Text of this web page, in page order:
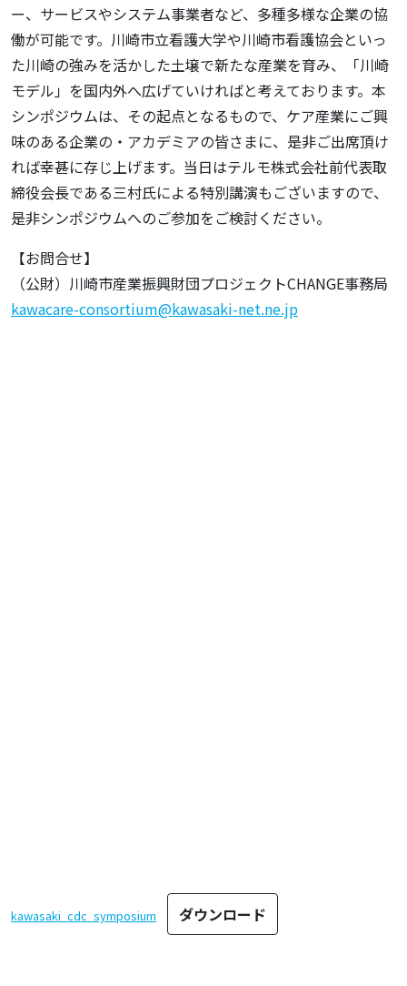
ー、サービスやシステム事業者など、多種多様な企業の協
働が可能です。川崎市立看護大学や川崎市看護協会といっ
た川崎の強みを活かした土壌で新たな産業を育み、「川崎
モデル」を国内外へ広げていければと考えております。本
シンポジウムは、その起点となるもので、ケア産業にご興
味のある企業の・アカデミアの皆さまに、是非ご出席頂け
れば幸甚に存じ上げます。当日はテルモ株式会社前代表取
締役会長である三村氏による特別講演もございますので、
是非シンポジウムへのご参加をご検討ください。
【お問合せ】
（公財）川崎市産業振興財団プロジェクトCHANGE事務局
kawacare-consortium@kawasaki-net.ne.jp
kawasaki_cdc_symposium ダウンロード